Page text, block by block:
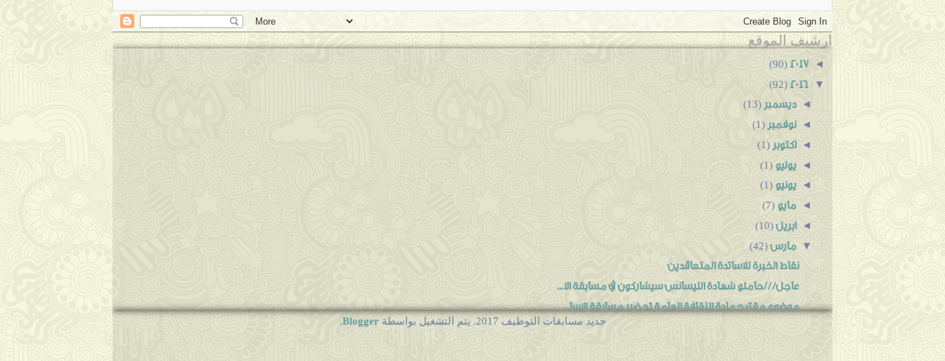
ارشيف الموقع
◄
2017
(90)
▼
2016
(92)
◄ديسمبر(13)
◄نوفمبر(1)
◄أكتوبر(1)
◄يوليو (1)
◄يونيو (1)
◄ مايو (7)
◄أبريل(10)
▼مارس(42)
نقاط الخبرة للاساتدة المتعاقدين
عاجل///حاملو شهادة الليسانس سيشاركون في مسابقة الا...
موضوع مقترح مادة الثقافة العامة تحضير مسابقة الاسا...
جديد مسابقات التوظيف 2017. يتم التشغيل بواسطة Blogger
.